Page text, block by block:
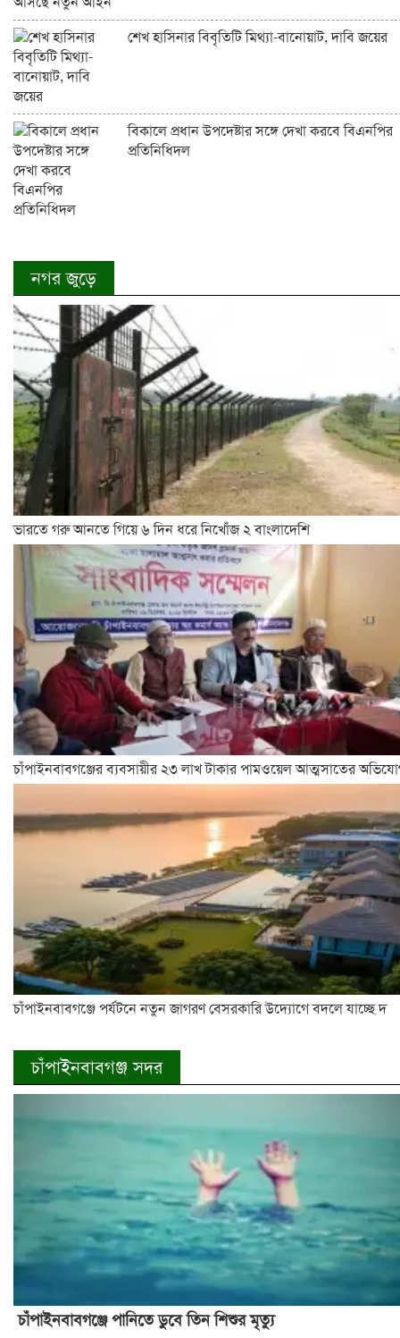
শেখ হাসিনার বিবৃতিটি মিথ্যা-বানোয়াট, দাবি জয়ের
বিকালে প্রধান উপদেষ্টার সঙ্গে দেখা করবে বিএনপির
প্রতিনিধিদল
নগর জুড়ে
ভারতে গরু আনতে গিয়ে ৬ দিন ধরে নিখোঁজ ২ বাংলাদেশি
চাঁপাইনবাবগঞ্জের ব্যবসায়ীর ২৩ লাখ টাকার পামওয়েল আত্মসাতের
চাঁপাইনবাবগঞ্জে পর্যটনে নতুন জাগরণ বেসরকারি উদ্যোগে বদলে যাচ্ছে দ
চাঁপাইনবাবগঞ্জ সদর
চাঁপাইনবাবগঞ্জে পানিতে ডুবে তিন শিশুর মৃত্যু